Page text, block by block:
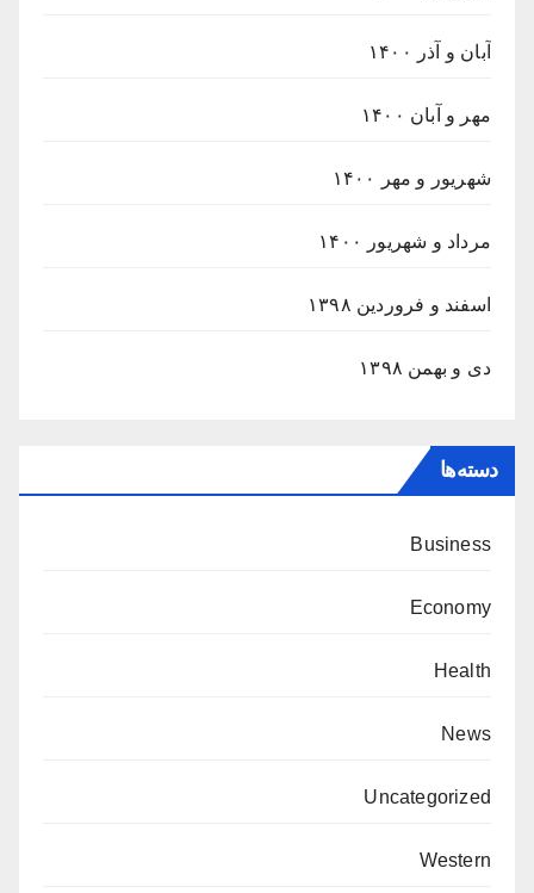
آبان و آذر ۱۴۰۰
مهر و آبان ۱۴۰۰
شهریور و مهر ۱۴۰۰
مرداد و شهریور ۱۴۰۰
اسفند و فروردین ۱۳۹۸
دی و بهمن ۱۳۹۸
دسته‌ها
Business
Economy
Health
News
Uncategorized
Western